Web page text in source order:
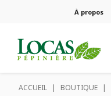
À propos
ACCUEIL | BOUTIQUE |